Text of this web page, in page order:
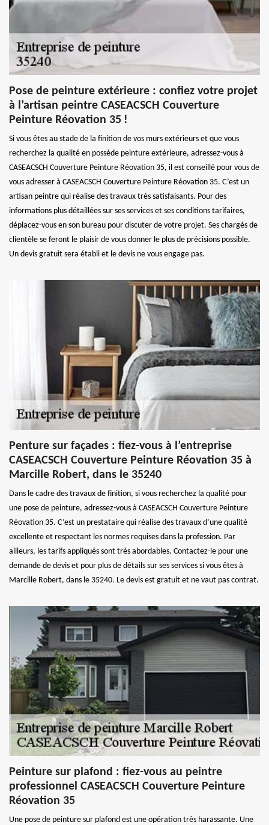
Pose de peinture extérieure : confiez votre projet
à l’artisan peintre CASEACSCH Couverture
Peinture Réovation 35 !
Si vous êtes au stade de la finition de vos murs extérieurs et que vous
recherchez la qualité en possède peinture extérieure, adressez-vous à
CASEACSCH Couverture Peinture Réovation 35, il est conseillé pour vous de
vous adresser à CASEACSCH Couverture Peinture Réovation 35. C’est un
artisan peintre qui réalise des travaux très satisfaisants. Pour des
informations plus détaillées sur ses services et ses conditions tarifaires,
déplacez-vous en son bureau pour discuter de votre projet. Ses chargés de
clientèle se feront le plaisir de vous donner le plus de précisions possible.
Un devis gratuit sera établi et le devis ne vous engage pas.
Penture sur façades : fiez-vous à l’entreprise
CASEACSCH Couverture Peinture Réovation 35 à
Marcille Robert, dans le 35240
Dans le cadre des travaux de finition, si vous recherchez la qualité pour
une pose de peinture, adressez-vous à CASEACSCH Couverture Peinture
Réovation 35. C’est un prestataire qui réalise des travaux d’une qualité
excellente et respectant les normes requises dans la profession. Par
ailleurs, les tarifs appliqués sont très abordables. Contactez-le pour une
demande de devis et pour plus de détails sur ses services si vous êtes à
Marcille Robert, dans le 35240. Le devis est gratuit et ne vaut pas contrat.
Peinture sur plafond : fiez-vous au peintre
professionnel CASEACSCH Couverture Peinture
Réovation 35
Une pose de peinture sur plafond est une opération très harassante. Une